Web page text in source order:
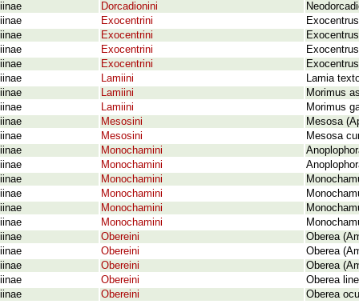
Dorcadionini
Exocentrini
Exocentrini
Exocentrini
Exocentrini
Lamiini
Lamia
Lamiini
Morimus
Lamiini
Morimus
Mesosini
Mesosa
Mesosini
Mesosa
Monochamini
Monochamini
Monochamini
Monochamini
Monochamini
Monochamini
Obereini
Oberea
Obereini
Oberea
Obereini
Oberea
Obereini
Oberea
Obereini
Oberea